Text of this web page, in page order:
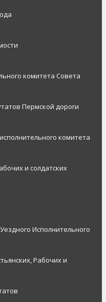
комитета Совета
Пермской дороги
комитета
и солдатских
Исполнительного
Рабочих и